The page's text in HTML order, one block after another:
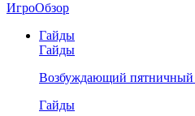
ИгроОбзор
Гайды
Гайды
Возбуждающий пятничный
Гайды